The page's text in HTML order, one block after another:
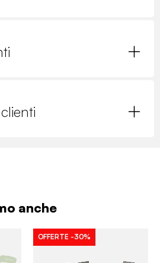
anche
OFFERTE -30%